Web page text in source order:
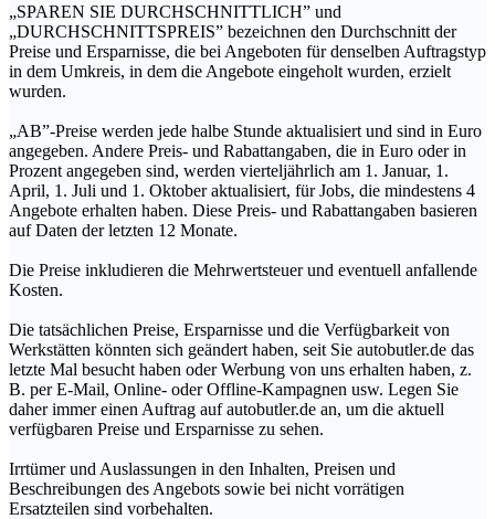
„SPAREN SIE DURCHSCHNITTLICH” und
„DURCHSCHNITTSPREIS” bezeichnen den Durchschnitt der
Preise und Ersparnisse, die bei Angeboten für denselben Auftragstyp
in dem Umkreis, in dem die Angebote eingeholt wurden, erzielt
wurden.
„AB”-Preise werden jede halbe Stunde aktualisiert und sind in Euro
angegeben. Andere Preis- und Rabattangaben, die in Euro oder in
Prozent angegeben sind, werden vierteljährlich am 1. Januar, 1.
April, 1. Juli und 1. Oktober aktualisiert, für Jobs, die mindestens 4
Angebote erhalten haben. Diese Preis- und Rabattangaben basieren
auf Daten der letzten 12 Monate.
Die Preise inkludieren die Mehrwertsteuer und eventuell anfallende
Kosten.
Die tatsächlichen Preise, Ersparnisse und die Verfügbarkeit von
Werkstätten könnten sich geändert haben, seit Sie autobutler.de das
letzte Mal besucht haben oder Werbung von uns erhalten haben, z.
B. per E-Mail, Online- oder Offline-Kampagnen usw. Legen Sie
daher immer einen Auftrag auf autobutler.de an, um die aktuell
verfügbaren Preise und Ersparnisse zu sehen.
Irrtümer und Auslassungen in den Inhalten, Preisen und
Beschreibungen des Angebots sowie bei nicht vorrätigen
Ersatzteilen sind vorbehalten.